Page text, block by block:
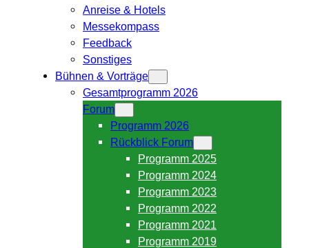
Anreise & Hotels
Messekompass
Feedback
Sonstiges
Bühnen & Vorträge
Gesamtprogramm 2026
Forum
Programm 2026
Rückblick Forum
Programm 2025
Programm 2024
Programm 2023
Programm 2022
Programm 2021
Programm 2019